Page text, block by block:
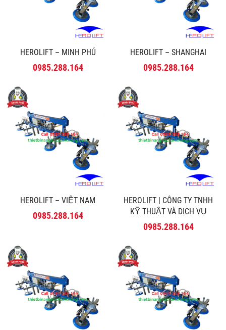
HEROLIFT – MINH PHÚ
0985.288.164
HEROLIFT – SHANGHAI
0985.288.164
HEROLIFT – VIỆT NAM
0985.288.164
HEROLIFT | CÔNG TY TNHH
KỸ THUẬT VÀ DỊCH VỤ
MINH PHÚ
0985.288.164